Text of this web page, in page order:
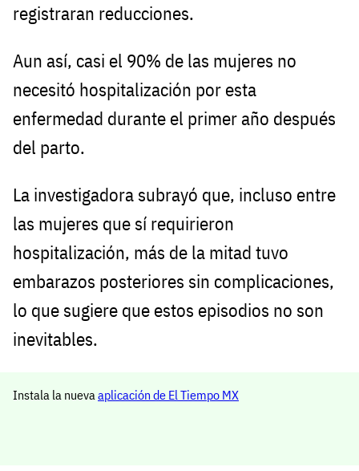
registraran reducciones.
Aun así, casi el 90% de las mujeres no
necesitó hospitalización por esta
enfermedad durante el primer año después
del parto.
La investigadora subrayó que, incluso entre
las mujeres que sí requirieron
hospitalización, más de la mitad tuvo
embarazos posteriores sin complicaciones,
lo que sugiere que estos episodios no son
inevitables.
Instala la nueva aplicación de El Tiempo MX